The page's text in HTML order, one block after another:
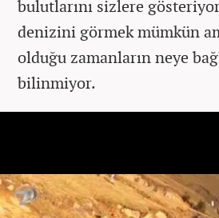
bulutlarını sizlere
denizini görmek mümkün
olduğu zamanların neye
bilinmiyor.